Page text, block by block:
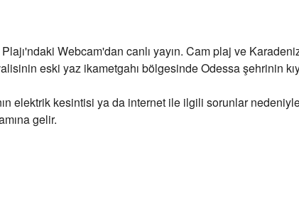
Webcam'dan canlı yayın. Cam plaj ve
eski yaz ikametgahı bölgesinde Odessa şehrinin
elektrik kesintisi ya da internet ile ilgili sorunlar nedeniyle
gelir.